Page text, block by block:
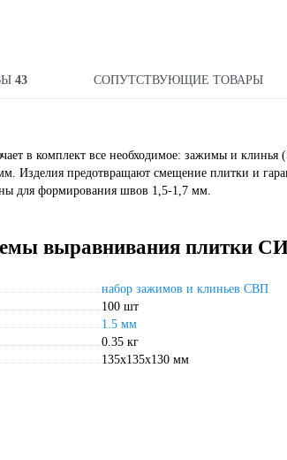
43 СОПУТСТВУЮЩИЕ ТОВАРЫ
в комплект все необходимое: зажимы и клинья
Изделия предотвращают смещение плитки и
для формирования швов 1,5-1,7 мм.
выравнивания плитки
набор зажимов и клиньев СВП
100 шт
1.5 мм
0.35 кг
135х135х130 мм